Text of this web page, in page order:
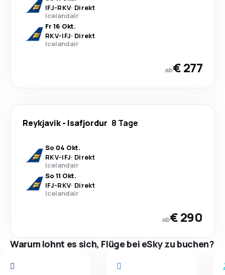
IFJ-RKV· Direkt
Icelandair
Fr 16 Okt.
RKV-IFJ· Direkt
Icelandair
ab€ 277
Reykjavik- Isafjordur 8 Tage
So 04 Okt.
RKV-IFJ· Direkt
Icelandair
So 11 Okt.
IFJ-RKV· Direkt
Icelandair
ab€ 290
Warum lohnt es sich, Flüge bei eSky zu buchen?